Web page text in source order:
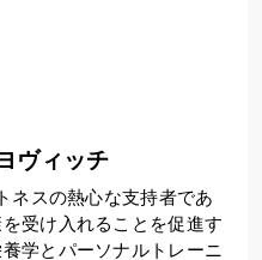
ヴィッチ
ネスの熱心な支持者であ
受け入れることを促進す
学とパーソナルトレーニ